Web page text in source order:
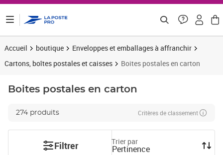
Accueil boutique
Enveloppes et emballages à affranchir
Cartons, boîtes postales et caisses
Boites postales en carton
Boites postales en carton
274 produits Critères de classement
Filtrer Trier par
Pertinence